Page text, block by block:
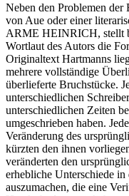
Neben den Problemen der
von Aue oder einer
ARME HEINRICH, stellt
Wortlaut des Autors die
Originaltext Hartmanns
mehrere vollständige
überlieferte Bruchstücke.
unterschiedlichen
unterschiedlichen Zeiten
umgeschrieben haben.
Veränderung des
kürzten den ihnen
veränderten den
erhebliche Unterschiede
auszumachen, die eine